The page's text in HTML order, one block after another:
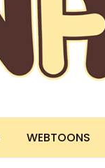
WEBTOONS